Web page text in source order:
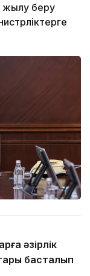
жылу беру
әзірлік
басталып